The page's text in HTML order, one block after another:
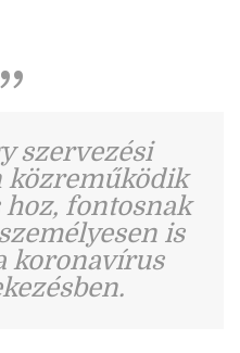
szervezési
közreműködik
hoz, fontosnak
is
koronavírus